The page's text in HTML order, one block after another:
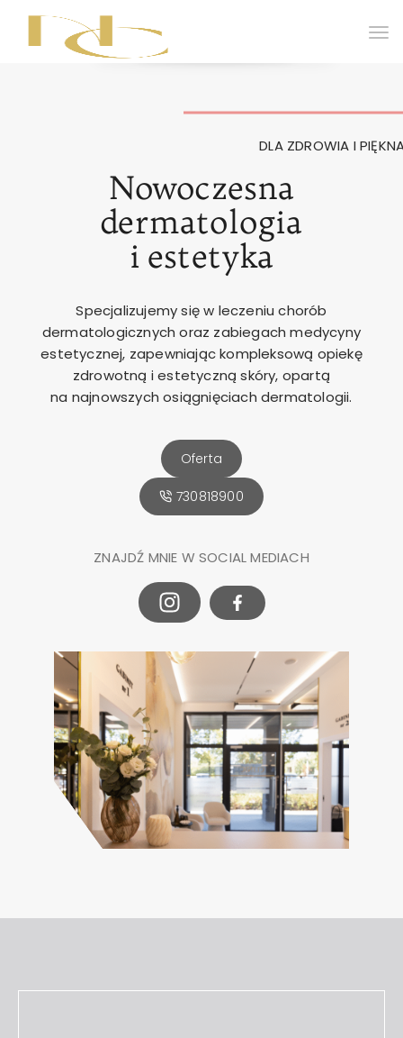
DLA ZDROWIA I
Nowoczesna
dermatologia
i estetyka
Specjalizujemy się w leczeniu chorób
dermatologicznych oraz zabiegach medycyny
estetycznej, zapewniając kompleksową opiekę
zdrowotną i estetyczną skóry, opartą
na najnowszych osiągnięciach dermatologii.
Oferta
730818900
ZNAJDŹ MNIE W SOCIAL MEDIACH